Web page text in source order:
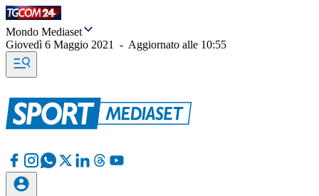
Mondo Mediaset
Giovedì 6 Maggio 2021
- Aggiornato alle 10:55